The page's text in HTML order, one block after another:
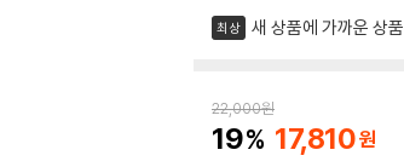
최상 새 상품에 가까운 상품
22,000원
19 17,810